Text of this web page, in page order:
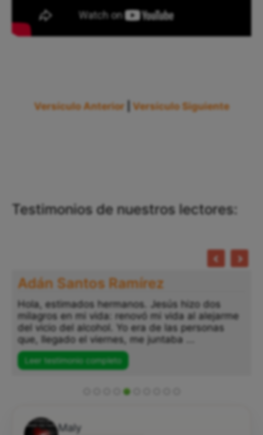
Versículo Anterior Versículo Siguiente
Testimonios de nuestros lectores:
Adán Santos Ramírez
Hola, estimados hermanos. Jesús hizo dos
milagros en mi vida: renovó mi vida al alejarme
del vicio del alcohol. Yo era de las personas
que, llegado el viernes, me juntaba ...
Leer testimonio completo
Maly